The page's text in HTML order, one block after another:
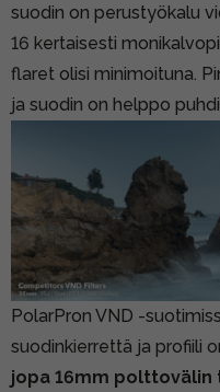
suodin on perustyökalu
16 kertaisesti
flaret olisi minimoituna.
ja suodin on helppo
PolarPron VND -
suodinkierrettä ja profiili
jopa 16mm